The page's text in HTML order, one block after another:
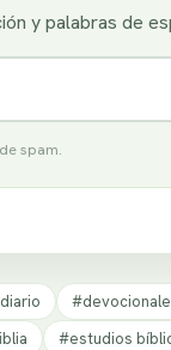
y palabras de
spam.
#estudios